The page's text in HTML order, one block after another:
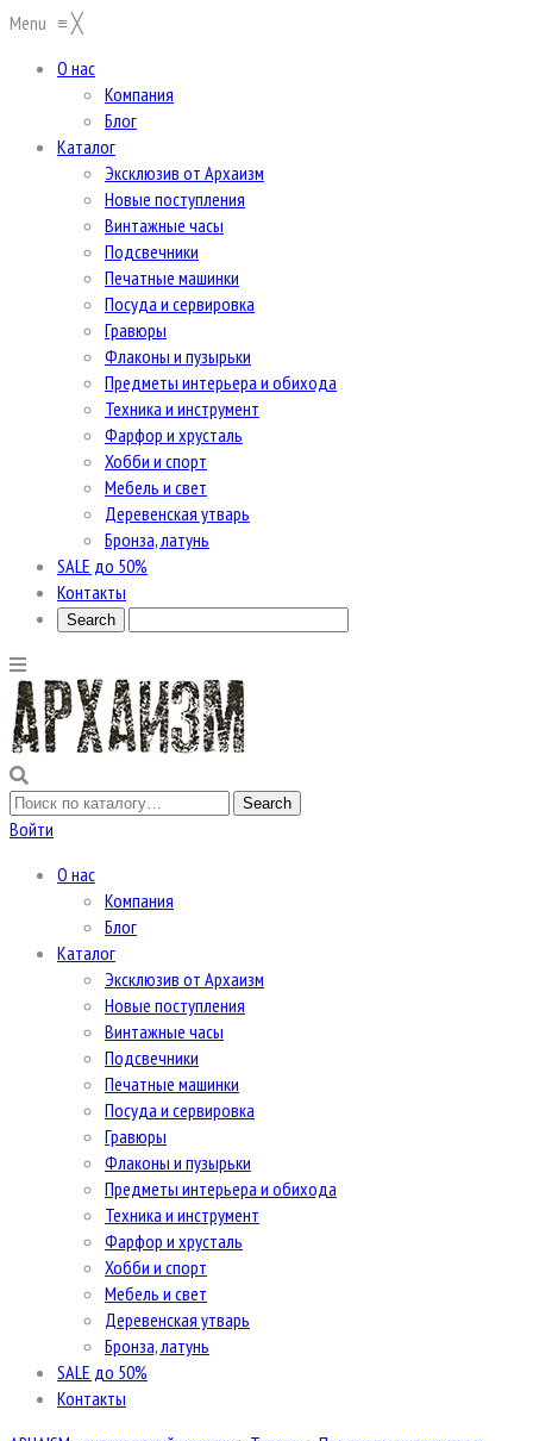
Menu ≡╳
О нас
Компания
Блог
Каталог
Эксклюзив от Архаизм
Новые поступления
Винтажные часы
Подсвечники
Печатные машинки
Посуда и сервировка
Гравюры
Флаконы и пузырьки
Предметы интерьера и обихода
Техника и инструмент
Фарфор и хрусталь
Хобби и спорт
Мебель и свет
Деревенская утварь
Бронза, латунь
SALE до 50%
Контакты
Войти
О нас
Компания
Блог
Каталог
Эксклюзив от Архаизм
Новые поступления
Винтажные часы
Подсвечники
Печатные машинки
Посуда и сервировка
Гравюры
Флаконы и пузырьки
Предметы интерьера и обихода
Техника и инструмент
Фарфор и хрусталь
Хобби и спорт
Мебель и свет
Деревенская утварь
Бронза, латунь
SALE до 50%
Контакты